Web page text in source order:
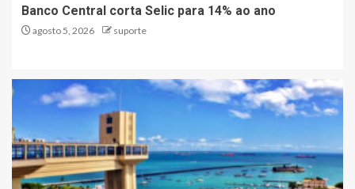
Banco Central corta Selic para 14% ao ano
agosto 5, 2026 suporte